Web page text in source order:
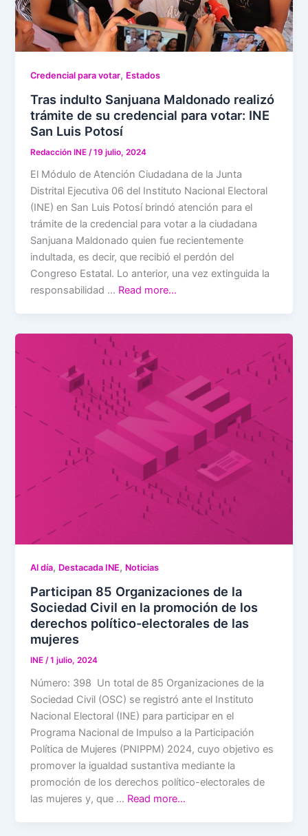
Credencial para votar, Estados
Tras indulto Sanjuana Maldonado realizó
trámite de su credencial para votar: INE
San Luis Potosí
Redacción INE /19 julio, 2024
El Módulo de Atención Ciudadana de la Junta
Distrital Ejecutiva 06 del Instituto Nacional Electoral
(INE) en San Luis Potosí brindó atención para el
trámite de la credencial para votar a la ciudadana
Sanjuana Maldonado quien fue recientemente
indultada, es decir, que recibió el perdón del
Congreso Estatal. Lo anterior, una vez extinguida la
responsabilidad … Read more…
Al día, Destacada INE, Noticias
Participan 85 Organizaciones de la
Sociedad Civil en la promoción de los
derechos político-electorales de las
mujeres
INE/1 julio, 2024
Número: 398 Un total de 85 Organizaciones de la
Sociedad Civil (OSC) se registró ante el Instituto
Nacional Electoral (INE) para participar en el
Programa Nacional de Impulso a la Participación
Política de Mujeres (PNIPPM) 2024, cuyo objetivo es
promover la igualdad sustantiva mediante la
promoción de los derechos político-electorales de
las mujeres y, que … Read more…